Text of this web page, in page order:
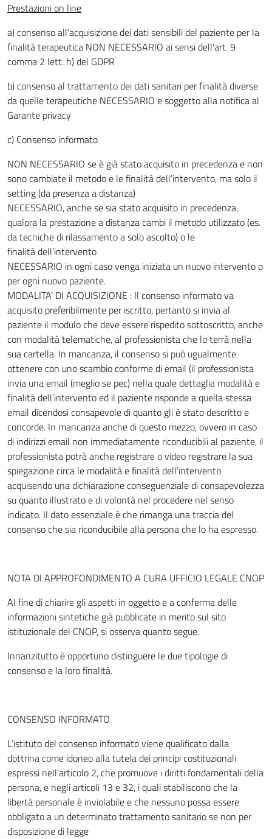
Prestazioni on line
a) consenso all’acquisizione dei dati sensibili del paziente per la
finalità terapeutica NON NECESSARIO ai sensi dell’art. 9
comma 2 lett. h) del GDPR
b) consenso al trattamento dei dati sanitari per finalità diverse
da quelle terapeutiche NECESSARIO e soggetto alla notifica al
Garante privacy
c) Consenso informato
NON NECESSARIO se è già stato acquisito in precedenza e non
sono cambiate il metodo e le finalità dell’intervento, ma solo il
setting (da presenza a distanza)
NECESSARIO, anche se sia stato acquisito in precedenza,
qualora la prestazione a distanza cambi il metodo utilizzato (es.
da tecniche di rilassamento a solo ascolto) o le
finalità dell’intervento
NECESSARIO in ogni caso venga iniziata un nuovo intervento o
per ogni nuovo paziente.
MODALITA’ DI ACQUISIZIONE : Il consenso informato va
acquisito preferibilmente per iscritto, pertanto si invia al
paziente il modulo che deve essere rispedito sottoscritto, anche
con modalità telematiche, al professionista che lo terrà nella
sua cartella. In mancanza, il consenso si può ugualmente
ottenere con uno scambio conforme di email (il professionista
invia una email (meglio se pec) nella quale dettaglia modalità e
finalità dell’intervento ed il paziente risponde a quella stessa
email dicendosi consapevole di quanto gli è stato descritto e
concorde. In mancanza anche di questo mezzo, ovvero in caso
di indirizzi email non immediatamente riconducibili al paziente, il
professionista potrà anche registrare o video registrare la sua
spiegazione circa le modalità e finalità dell’intervento
acquisendo una dichiarazione conseguenziale di consapevolezza
su quanto illustrato e di volontà nel procedere nel senso
indicato. Il dato essenziale è che rimanga una traccia del
consenso che sia riconducibile alla persona che lo ha espresso.
NOTA DI APPROFONDIMENTO A CURA UFFICIO LEGALE CNOP
Al fine di chiarire gli aspetti in oggetto e a conferma delle
informazioni sintetiche già pubblicate in merito sul sito
istituzionale del CNOP, si osserva quanto segue.
Innanzitutto è opportuno distinguere le due tipologie di
consenso e la loro finalità.
CONSENSO INFORMATO
L’istituto del consenso informato viene qualificato dalla
dottrina come idoneo alla tutela dei principi costituzionali
espressi nell’articolo 2, che promuove i diritti fondamentali della
persona, e negli articoli 13 e 32, i quali stabiliscono che la
libertà personale è inviolabile e che nessuno possa essere
obbligato a un determinato trattamento sanitario se non per
disposizione di legge